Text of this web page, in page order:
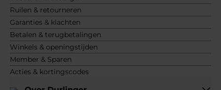
Ruilen & retourneren
Garanties & klachten
Betalen & terugbetalingen
Winkels & openingstijden
Member & Sparen
Acties & kortingscodes